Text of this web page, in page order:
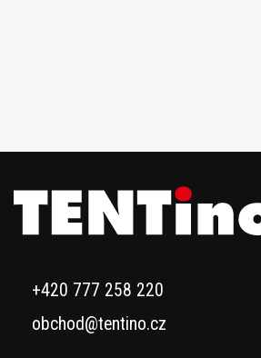
+420 777 258 220
obchod@tentino.cz